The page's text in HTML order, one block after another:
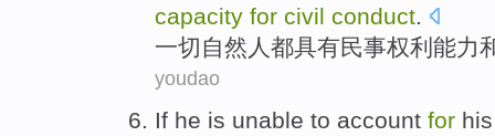
capacity for civil conduct.
一切 自然人都具有民事权利 能力
youdao
If he is unable to account for